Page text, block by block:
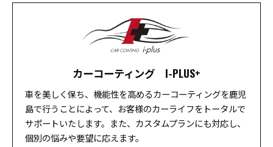
カーコーティング I-PLUS+
車を美しく保ち、機能性を高めるカーコーティングを鹿児
島で行うことによって、お客様のカーライフをトータルで
サポートいたします。また、カスタムプランにも対応し、
個別の悩みや要望に応えます。